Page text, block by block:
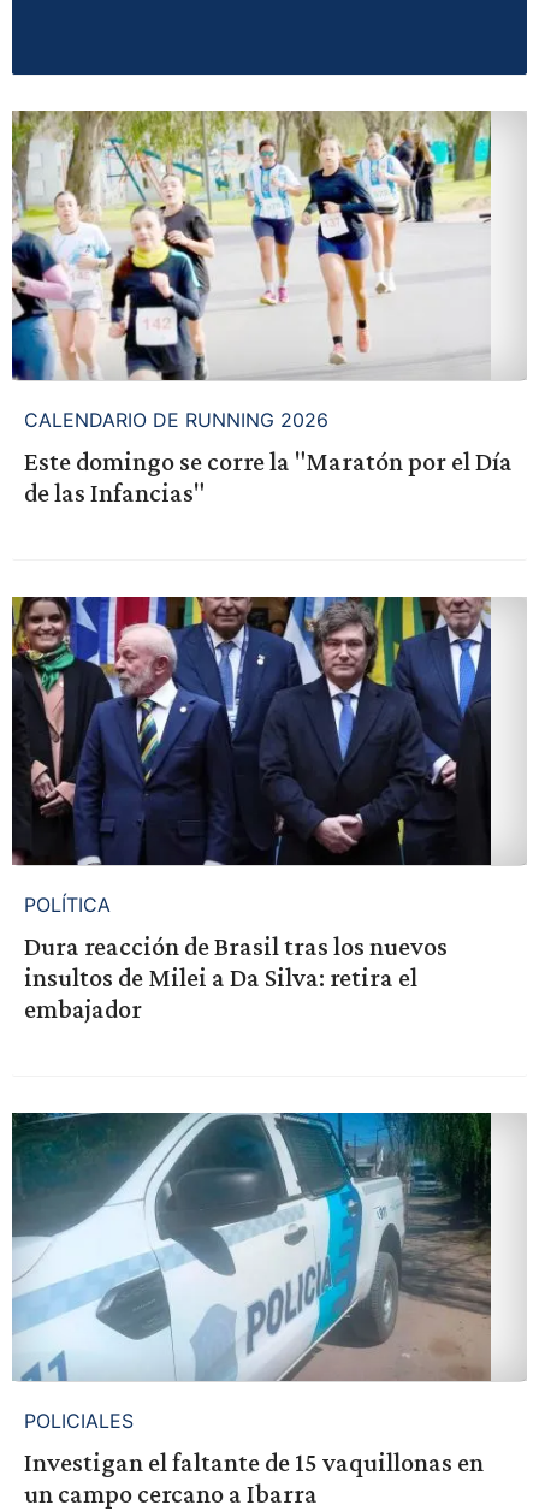
CALENDARIO DE RUNNING 2026
Este domingo se corre la "Maratón por el Día
de las Infancias"
POLÍTICA
Dura reacción de Brasil tras los nuevos
insultos de Milei a Da Silva: retira el
embajador
POLICIALES
Investigan el faltante de 15 vaquillonas en
un campo cercano a Ibarra